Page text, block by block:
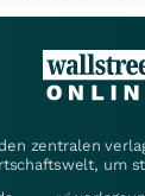
zentralen
um